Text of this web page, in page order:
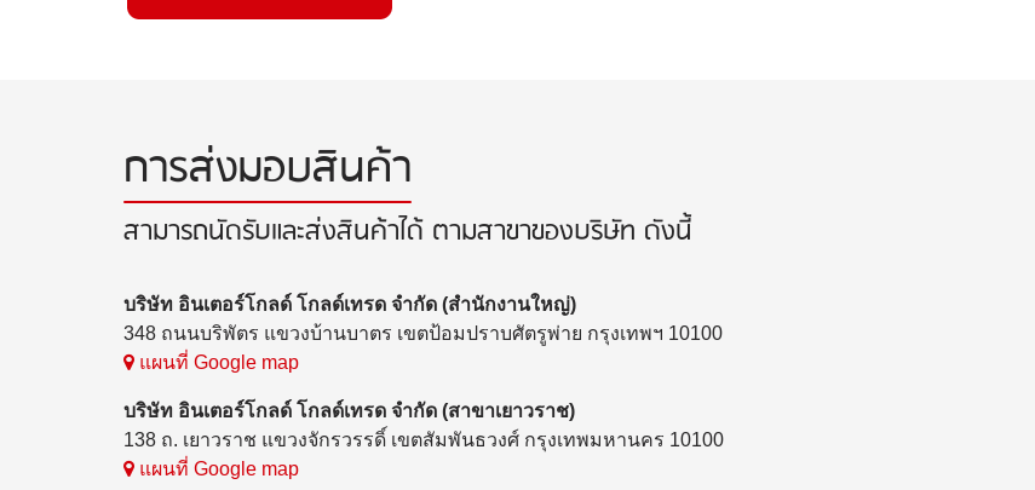
การส่งมอบสินค้า
สามารถนัดรับและส่งสินค้าได้ ตามสาขาของบริษัท ดังนี้
บริษัท อินเตอร์โกลด์ โกลด์เทรด จำกัด (สำนักงานใหญ่)
348 ถนนบริพัตร แขวงบ้านบาตร เขตป้อมปราบศัตรูพ่าย กรุงเทพฯ 10100
แผนที่ Google map
บริษัท อินเตอร์โกลด์ โกลด์เทรด จำกัด (สาขาเยาวราช)
138 ถ. เยาวราช แขวงจักรวรรดิ์ เขตสัมพันธวงศ์ กรุงเทพมหานคร 10100
แผนที่ Google map